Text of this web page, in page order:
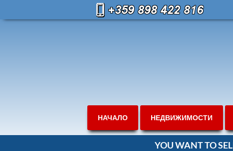
НАЧАЛО НЕДВИЖИМОСТИ
YOU WANT TO